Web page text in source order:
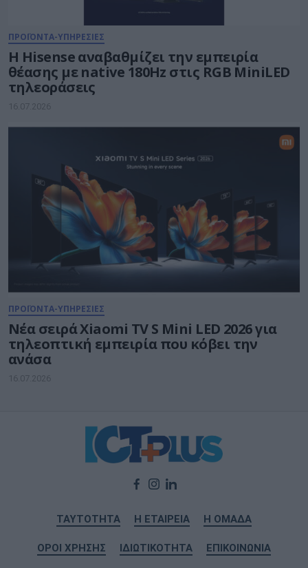
ΠΡΟΪΟΝΤΑ-ΥΠΗΡΕΣΙΕΣ
Η Hisense αναβαθμίζει την εμπειρία
θέασης με native 180Hz στις RGB MiniLED
τηλεοράσεις
16.07.2026
ΠΡΟΪΟΝΤΑ-ΥΠΗΡΕΣΙΕΣ
Νέα σειρά Xiaomi TV S Mini LED 2026 για
τηλεοπτική εμπειρία που κόβει την
ανάσα
16.07.2026
ΤΑΥΤΟΤΗΤΑ Η ΕΤΑΙΡΕΙΑ Η ΟΜΑΔΑ
ΟΡΟΙ ΧΡΗΣΗΣ ΙΔΙΩΤΙΚΟΤΗΤΑ ΕΠΙΚΟΙΝΩΝΙΑ